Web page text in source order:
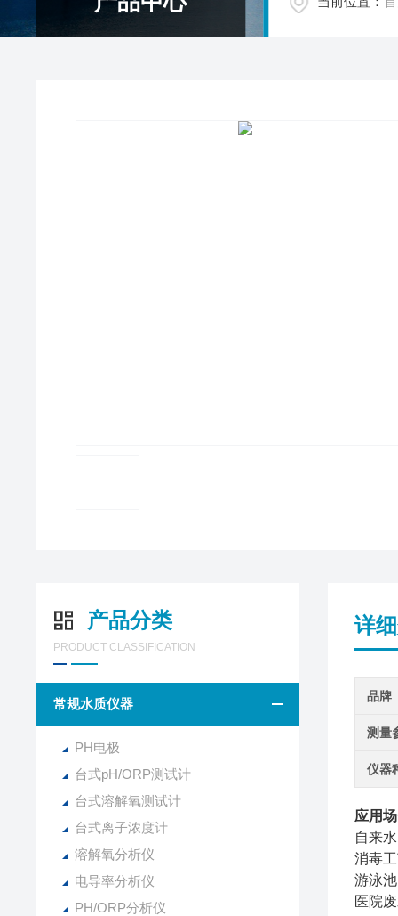
产品分类
PRODUCT CLASSIFICATION
常规水质仪器
PH电极
台式pH/ORP测试计
台式溶解氧测试计
台式离子浓度计
溶解氧分析仪
电导率分析仪
PH/ORP分析仪
详
品牌
测量
仪器
应用
自来水
消毒
游泳池
医院